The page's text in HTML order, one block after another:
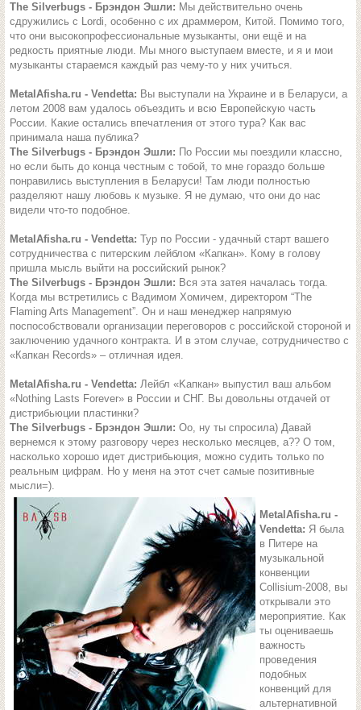
The Silverbugs - Брэндон Эшли: Мы действительно очень
сдружились с Lordi, особенно с их драммером, Китой. Помимо того,
что они высокопрофессиональные музыканты, они ещё и на
редкость приятные люди. Мы много выступаем вместе, и я и мои
музыканты стараемся каждый раз чему-то у них учиться.
MetalAfisha.ru - Vendetta: Вы выступали на Украине и в Беларуси, а
летом 2008 вам удалось объездить и всю Европейскую часть
России. Какие остались впечатления от этого тура? Как вас
принимала наша публика?
The Silverbugs - Брэндон Эшли: По России мы поездили классно,
но если быть до конца честным с тобой, то мне гораздо больше
понравились выступления в Беларуси! Там люди полностью
разделяют нашу любовь к музыке. Я не думаю, что они до нас
видели что-то подобное.
MetalAfisha.ru - Vendetta: Тур по России - удачный старт вашего
сотрудничества с питерским лейблом «Капкан». Кому в голову
пришла мысль выйти на российский рынок?
The Silverbugs - Брэндон Эшли: Вся эта затея началась тогда.
Когда мы встретились с Вадимом Хомичем, директором “The
Flaming Arts Management”. Он и наш менеджер напрямую
поспособствовали организации переговоров с российской стороной и
заключению удачного контракта. И в этом случае, сотрудничество с
«Капкан Records» – отличная идея.
MetalAfisha.ru - Vendetta: Лейбл «Kaпкан» выпустил ваш альбом
«Nothing Lasts Forever» в России и СНГ. Вы довольны отдачей от
дистрибьюции пластинки?
The Silverbugs - Брэндон Эшли: Оо, ну ты спросила) Давай
вернемся к этому разговору через несколько месяцев, а?? О том,
насколько хорошо идет дистрибьюция, можно судить только по
реальным цифрам. Но у меня на этот счет самые позитивные
мысли=).
MetalAfisha.ru -
Vendetta: Я была
в Питере на
музыкальной
конвенции
Collisium-2008, вы
открывали это
мероприятие. Как
ты оцениваешь
важность
проведения
подобных
конвенций для
альтернативной